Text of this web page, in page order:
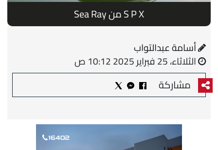
S P X من Sea Ray
أسامة عبدالتواب
الثلاثاء، 25 فبراير 2025 10:12 ص
مشاركة